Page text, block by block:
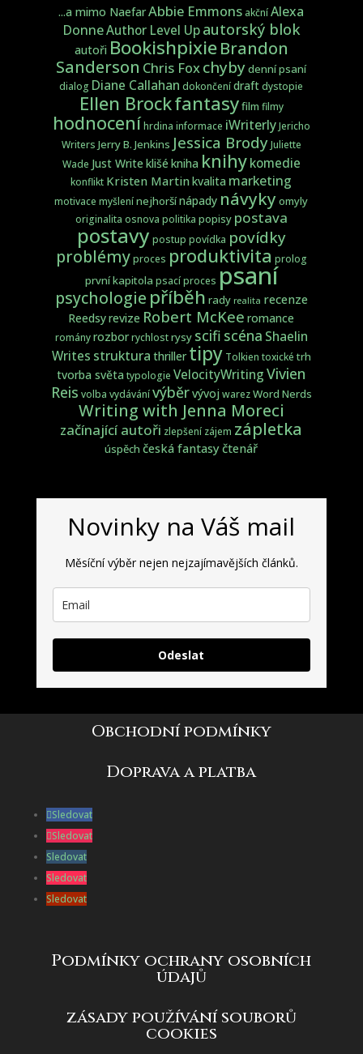
...a mimo NaefarAbbie Emmons akční Alexa
DonneAuthor Level Upautorský blok
autoři BookishpixieBrandon
Sanderson Chris Foxchybydenní psaní
dialog Diane Callahan dokončení draft dystopie
Ellen Brockfantasyfilm filmy
hodnoceníhrdina informace iWriterlyJericho
Writers Jerry B. Jenkins Jessica BrodyJuliette
Wade Just Write klišé kniha knihykomedie
konflikt Kristen Martinkvalita marketing
motivace myšlení nejhoršínápady návyky omyly
originalita osnova politika popisy postava
postavy postup povídka povídky
problémyproces produktivita prolog
první kapitola psací proces psaní
psychologie příběh rady realita recenze
Reedsyrevize Robert McKee romance
rományrozborrychlostrysy scifi scéna Shaelin
Writes struktura thriller tipy Tolkien toxické trh
tvorba světa typologie VelocityWriting Vivien
Reis volba vydávánívýběrvývoj warezWord Nerds
Writing with Jenna Moreci
začínající autoři zlepšení zájem zápletka
úspěch česká fantasyčtenář
Novinky na Váš mail
Měsíční výběr nejen nejzajímavějších článků.
Odeslat
Obchodní podmínky
Doprava a platba
Sledovat
Sledovat
Sledovat
Sledovat
Sledovat
Podmínky ochrany osobních
údajů
zásady používání souborů
cookies